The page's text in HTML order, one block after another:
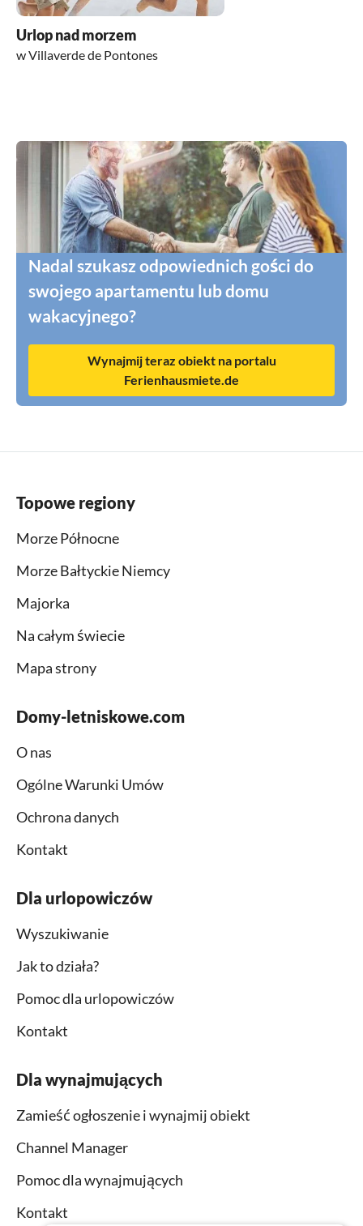
Urlop nad morzem
w Villaverde de Pontones
Nadal szukasz odpowiednich gości do
swojego apartamentu lub domu
wakacyjnego?
Wynajmij teraz obiekt na portalu
Ferienhausmiete.de
Topowe regiony
Morze Północne
Morze Bałtyckie Niemcy
Majorka
Na całym świecie
Mapa strony
Domy-letniskowe.com
O nas
Ogólne Warunki Umów
Ochrona danych
Kontakt
Dla urlopowiczów
Wyszukiwanie
Jak to działa?
Pomoc dla urlopowiczów
Kontakt
Dla wynajmujących
Zamieść ogłoszenie i wynajmij obiekt
Channel Manager
Pomoc dla wynajmujących
Kontakt